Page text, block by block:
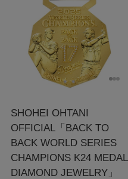
SHOHEI OHTANI
OFFICIAL「BACK TO
BACK WORLD SERIES
CHAMPIONS K24 MEDAL
DIAMOND JEWELRY」